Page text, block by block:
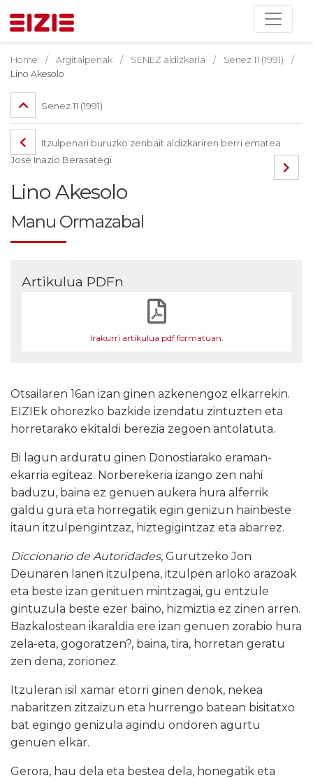
Home Argitalpenak SENEZ aldizkaria
Senez 11 (1991)
Lino Akesolo
Senez 11 (1991)
Itzulpenari buruzko zenbait aldizkariren berri ematea
Jose Inazio Berasategi
Lino Akesolo
Manu Ormazabal
Artikulua PDFn
Irakurri artikulua pdf formatuan.
Otsailaren 16an izan ginen azkenengoz elkarrekin.
EIZIEk ohorezko bazkide izendatu zintuzten eta
horretarako ekitaldi berezia zegoen antolatuta.
Bi lagun arduratu ginen Donostiarako eraman-
ekarria egiteaz. Norberekeria izango zen nahi
baduzu, baina ez genuen aukera hura alferrik
galdu gura eta horregatik egin genizun hainbeste
itaun itzulpengintzaz, hiztegigintzaz eta abarrez.
Diccionario de Autoridades, Gurutzeko Jon
Deunaren lanen itzulpena, itzulpen arloko arazoak
eta beste izan genituen mintzagai, gu entzule
gintuzula beste ezer baino, hizmiztia ez zinen arren.
Bazkalostean ikaraldia ere izan genuen zorabio hura
zela-eta, gogoratzen?, baina, tira, horretan geratu
zen dena, zorionez.
Itzuleran isil xamar etorri ginen denok, nekea
nabaritzen zitzaizun eta hurrengo batean bisitatxo
bat egingo genizula agindu ondoren agurtu
genuen elkar.
Gerora, hau dela eta bestea dela, honegatik eta